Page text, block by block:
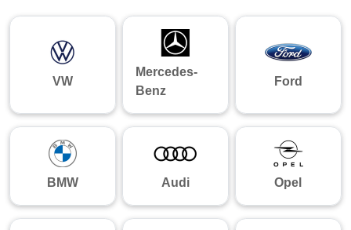
VW
Mercedes-
Benz
Ford
BMW Audi Opel